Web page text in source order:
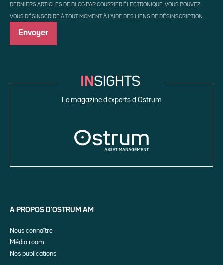
DERNIERS ARTICLES DE BLOG PAR COURRIER ÉLECTRONIQUE. VOUS POUVEZ
VOUS DÉSINSCRIRE À TOUT MOMENT À L'AIDE DES LIENS DE DÉSINSCRIPTION.
Le magazine d’experts d’Ostrum
A PROPOS D’OSTRUM AM
Nous connaître
Média room
Nos publications